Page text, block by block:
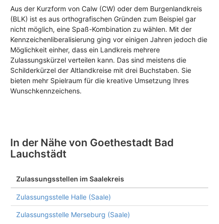
Aus der Kurzform von Calw (CW) oder dem Burgenlandkreis
(BLK) ist es aus orthografischen Gründen zum Beispiel gar
nicht möglich, eine Spaß-Kombination zu wählen. Mit der
Kennzeichenliberalisierung ging vor einigen Jahren jedoch die
Möglichkeit einher, dass ein Landkreis mehrere
Zulassungskürzel verteilen kann. Das sind meistens die
Schilderkürzel der Altlandkreise mit drei Buchstaben. Sie
bieten mehr Spielraum für die kreative Umsetzung Ihres
Wunschkennzeichens.
In der Nähe von Goethestadt Bad
Lauchstädt
Zulassungsstellen im Saalekreis
Zulassungsstelle Halle (Saale)
Zulassungsstelle Merseburg (Saale)